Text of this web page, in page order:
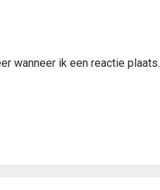
wanneer ik een reactie plaats.